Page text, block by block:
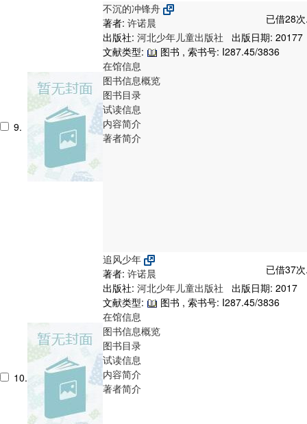
9.
不沉的冲锋舟
已借28
著者: 许诺晨
出版社: 河北少年儿童出版社
出版日期: 20177
文献类型:
图书 , 索书号: I287.45/3836
在馆信息
图书信息概览
图书目录
试读信息
内容简介
著者简介
10.
追风少年
已借37
著者: 许诺晨
出版社: 河北少年儿童出版社
出版日期: 2017
文献类型:
图书 , 索书号: I287.45/3836
在馆信息
图书信息概览
图书目录
试读信息
内容简介
著者简介